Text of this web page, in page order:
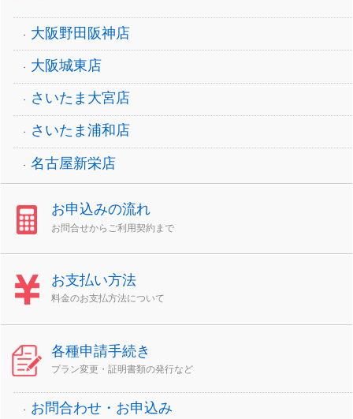
大阪野田阪神店
大阪城東店
さいたま大宮店
さいたま浦和店
名古屋新栄店
お申込みの流れ
お問合せからご利用契約まで
お支払い方法
料金のお支払方法について
各種申請手続き
プラン変更・証明書類の発行など
お問合わせ・お申込み